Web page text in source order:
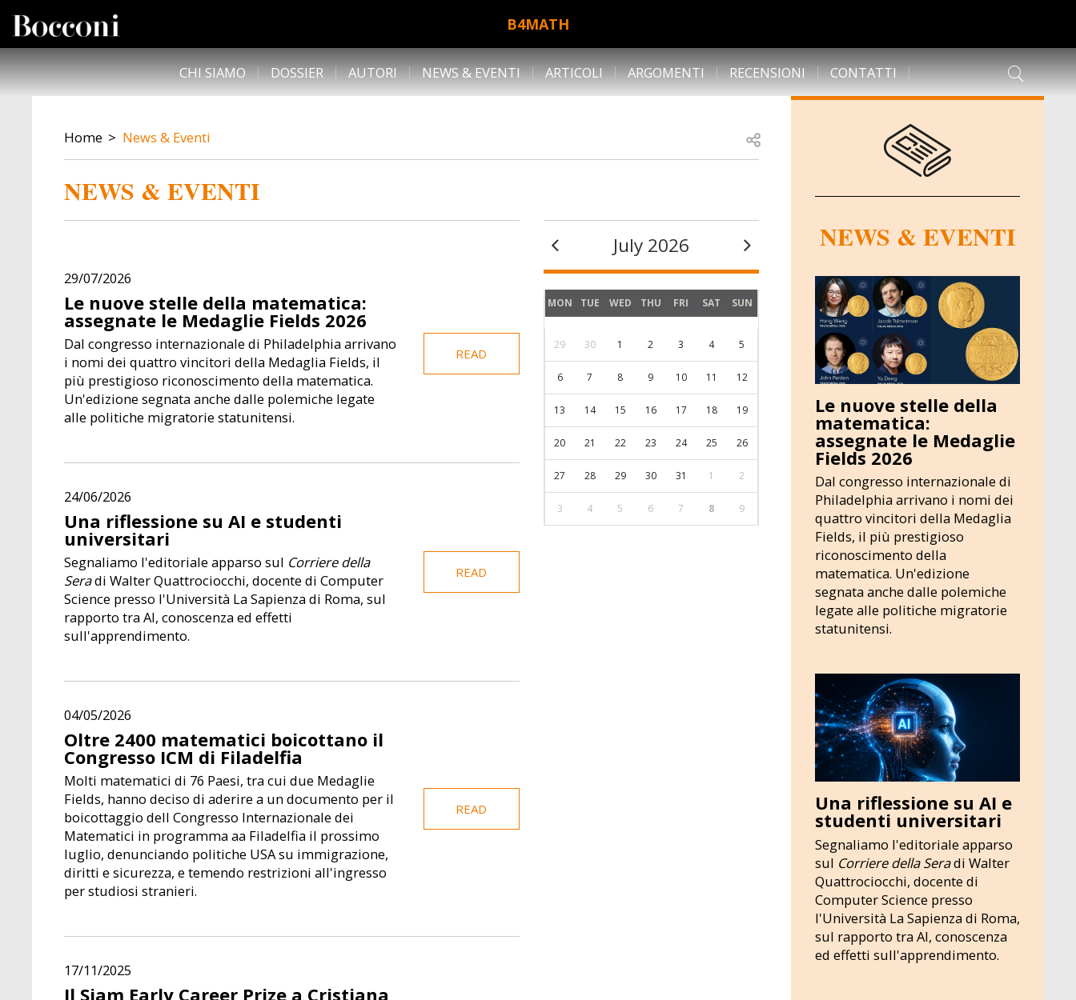
B4MATH
DESK NAVIGATION
CHI SIAMO DOSSIER AUTORI NEWS & EVENTI ARTICOLI ARGOMENTI RECENSIONI CONTATTI
BREADCRUMB
Home News & Eventi Open share
NEWS & EVENTI
29/07/2026
Le nuove stelle della matematica:
assegnate le Medaglie Fields 2026
Dal congresso internazionale di Philadelphia arrivano
i nomi dei quattro vincitori della Medaglia Fields, il
più prestigioso riconoscimento della matematica.
Un'edizione segnata anche dalle polemiche legate
alle politiche migratorie statunitensi.
READ
24/06/2026
Una riflessione su AI e studenti
universitari
Segnaliamo l'editoriale apparso sul Corriere della
Seradi Walter Quattrociocchi, docente di Computer
Science presso l'Università La Sapienza di Roma, sul
rapporto tra AI, conoscenza ed effetti
sull'apprendimento.
READ
04/05/2026
Oltre 2400 matematici boicottano il
Congresso ICM di Filadelfia
Molti matematici di 76 Paesi, tra cui due Medaglie
Fields, hanno deciso di aderire a un documento per il
boicottaggio dell Congresso Internazionale dei
Matematici in programma aa Filadelfia il prossimo
luglio, denunciando politiche USA su immigrazione,
diritti e sicurezza, e temendo restrizioni all'ingresso
per studiosi stranieri.
READ
17/11/2025
Il Siam Early Career Prize a Cristiana
July 2026
MON TUE WED THU FRI SAT SUN
29 30 1 2 3 4 5
6 7 8 9 10 11 12
13 14 15 16 17 18 19
20 21 22 23 24 25 26
27 28 29 30 31 1 2
3 4 5 6 7 8 9
NEWS & EVENTI
Le nuove stelle della
matematica:
assegnate le Medaglie
Fields 2026
Dal congresso internazionale di
Philadelphia arrivano i nomi dei
quattro vincitori della Medaglia
Fields, il più prestigioso
riconoscimento della
matematica. Un'edizione
segnata anche dalle polemiche
legate alle politiche migratorie
statunitensi.
Una riflessione su AI e
studenti universitari
Segnaliamo l'editoriale apparso
sul Corriere della Seradi Walter
Quattrociocchi, docente di
Computer Science presso
l'Università La Sapienza di Roma,
sul rapporto tra AI, conoscenza
ed effetti sull'apprendimento.